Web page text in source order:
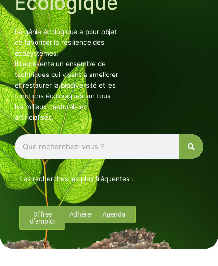
Le génie écologique a pour objet
de favoriser la résilience des
écosystèmes.
Il représente un ensemble de
techniques qui visent à améliorer
et restaurer la biodiversité et les
fonctions écologiques sur tous
les milieux : naturels et
artificialisés.
Rechercher
Les recherches les plus fréquentes :
Offres
d’emploi
Adhérents Agenda